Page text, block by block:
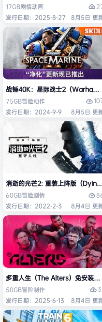
17GB剧情动画
发行日期：2025-8-27
8月5日 更
战锤40K：星际战士2（
75GB冒险动作
发行日期：2024-9-9
8月5日 更
消逝的光芒2: 重装上阵版（
60GB冒险剧情
发行日期：2022-2-3
8月4日 更
多重人生（The Alters）免安装中
50GB冒险制作
发行日期：2025-6-13
8月4日 更